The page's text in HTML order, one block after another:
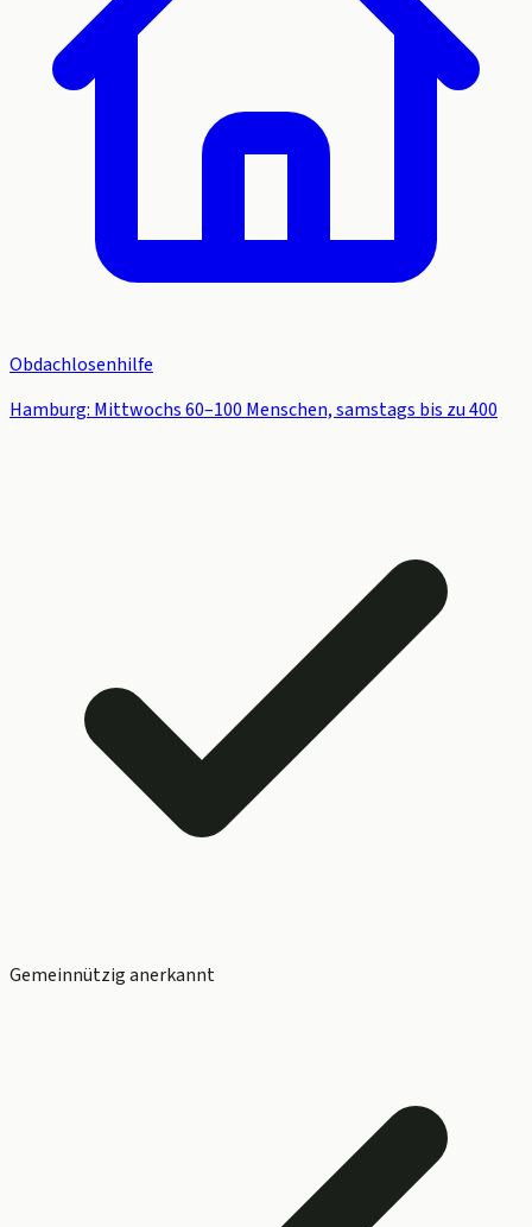
Obdachlosenhilfe
Hamburg: Mittwochs 60–100 Menschen, samstags bis zu 400
Gemeinnützig anerkannt